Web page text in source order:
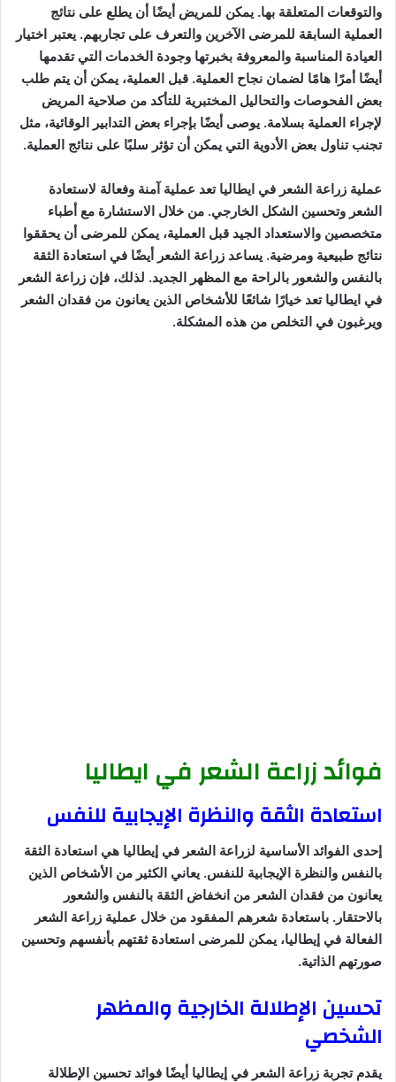
والتوقعات المتعلقة بها. يمكن للمريض أيضًا أن يطلع على نتائج
العملية السابقة للمرضى الآخرين والتعرف على تجاربهم. يعتبر اختيار
العيادة المناسبة والمعروفة بخبرتها وجودة الخدمات التي تقدمها
أيضًا أمرًا هامًا لضمان نجاح العملية. قبل العملية، يمكن أن يتم طلب
بعض الفحوصات والتحاليل المختبرية للتأكد من صلاحية المريض
لإجراء العملية بسلامة. يوصى أيضًا بإجراء بعض التدابير الوقائية، مثل
تجنب تناول بعض الأدوية التي يمكن أن تؤثر سلبًا على نتائج العملية.
عملية زراعة الشعر في ايطاليا تعد عملية آمنة وفعالة لاستعادة
الشعر وتحسين الشكل الخارجي. من خلال الاستشارة مع أطباء
متخصصين والاستعداد الجيد قبل العملية، يمكن للمرضى أن يحققوا
نتائج طبيعية ومرضية. يساعد زراعة الشعر أيضًا في استعادة الثقة
بالنفس والشعور بالراحة مع المظهر الجديد. لذلك، فإن زراعة الشعر
في ايطاليا تعد خيارًا شائعًا للأشخاص الذين يعانون من فقدان الشعر
ويرغبون في التخلص من هذه المشكلة.
فوائد زراعة الشعر في ايطاليا
استعادة الثقة والنظرة الإيجابية للنفس
إحدى الفوائد الأساسية لزراعة الشعر في إيطاليا هي استعادة الثقة
بالنفس والنظرة الإيجابية للنفس. يعاني الكثير من الأشخاص الذين
يعانون من فقدان الشعر من انخفاض الثقة بالنفس والشعور
بالاحتقار. باستعادة شعرهم المفقود من خلال عملية زراعة الشعر
الفعالة في إيطاليا، يمكن للمرضى استعادة ثقتهم بأنفسهم وتحسين
صورتهم الذاتية.
تحسين الإطلالة الخارجية والمظهر
الشخصي
يقدم تجربة زراعة الشعر في إيطاليا أيضًا فوائد تحسين الإطلالة